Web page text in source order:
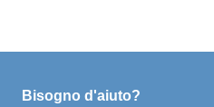
Bisogno d'aiuto?